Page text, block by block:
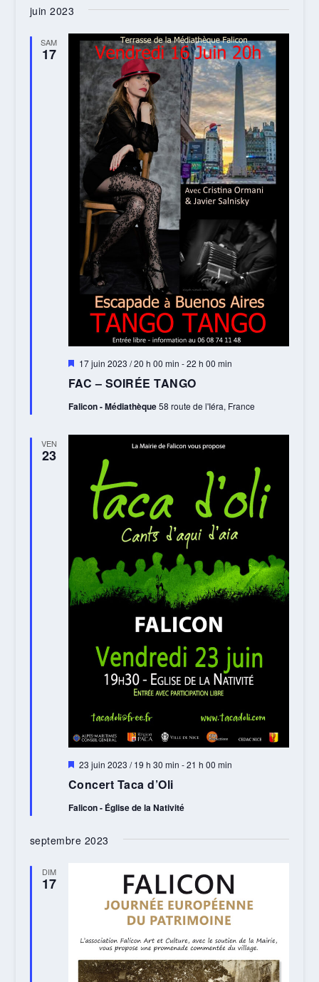
juin 2023
SAM
17
FAC – SOIRÉE TANGO
Mis
avant
17 juin 2023 / 20 h 00 min -22 h 00 min
Falicon - Médiathèque58 route de l'Iéra, France
VEN
23
Concert Taca d’Oli
Mis
avant
23 juin 2023 / 19 h 30 min -21 h 00 min
Falicon - Église de la Nativité
septembre 2023
DIM
17